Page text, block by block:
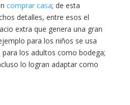
comprar casa; de esta
detalles, entre esos el
extra que genera una gran
para los niños se usa
los adultos como bodega;
lo logran adaptar como